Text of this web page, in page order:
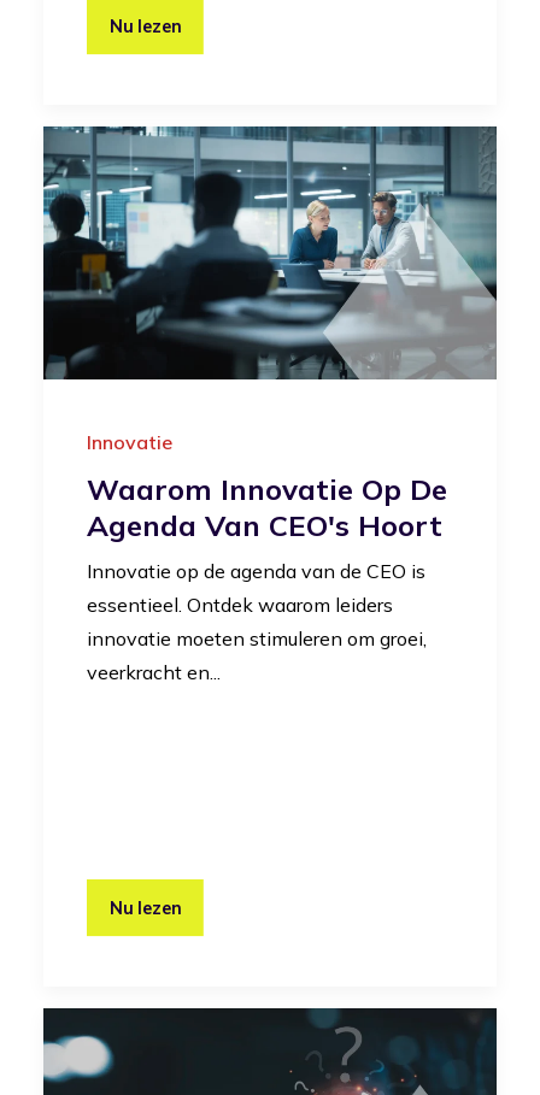
Nu lezen
Innovatie
Waarom Innovatie Op De
Agenda Van CEO's Hoort
Innovatie op de agenda van de CEO is
essentieel. Ontdek waarom leiders
innovatie moeten stimuleren om groei,
veerkracht en...
Nu lezen